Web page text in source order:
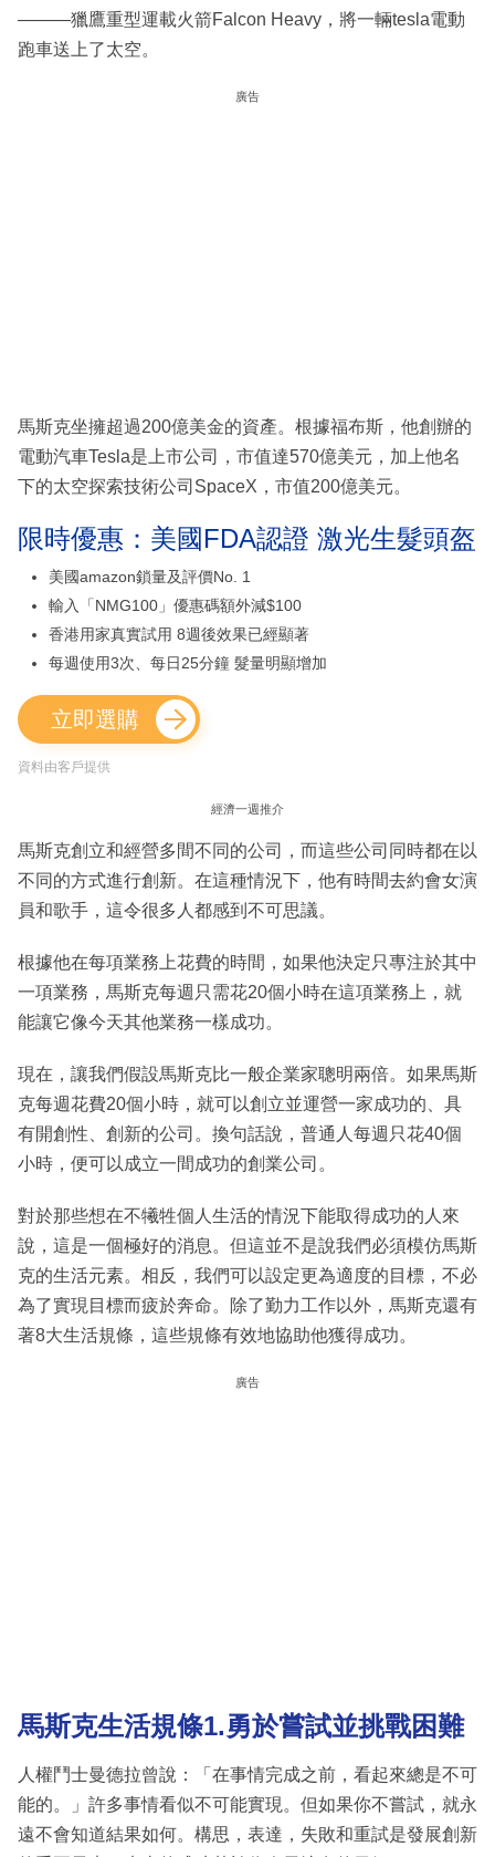
———獵鷹重型運載火箭Falcon Heavy，將一輛tesla電動
跑車送上了太空。
廣告
馬斯克坐擁超過200億美金的資產。根據福布斯，他創辦的
電動汽車Tesla是上市公司，市值達570億美元，加上他名
下的太空探索技術公司SpaceX，市值200億美元。
限時優惠：美國FDA認證 激光生髮頭盔
美國amazon鎖量及評價No. 1
輸入「NMG100」優惠碼額外減$100
香港用家真實試用 8週後效果已經顯著
每週使用3次、每日25分鐘 髮量明顯增加
立即選購
資料由客戶提供
經濟一週推介
馬斯克創立和經營多間不同的公司，而這些公司同時都在以
不同的方式進行創新。在這種情況下，他有時間去約會女演
員和歌手，這令很多人都感到不可思議。
根據他在每項業務上花費的時間，如果他決定只專注於其中
一項業務，馬斯克每週只需花20個小時在這項業務上，就
能讓它像今天其他業務一樣成功。
現在，讓我們假設馬斯克比一般企業家聰明兩倍。如果馬斯
克每週花費20個小時，就可以創立並運營一家成功的、具
有開創性、創新的公司。換句話說，普通人每週只花40個
小時，便可以成立一間成功的創業公司。
對於那些想在不犧牲個人生活的情況下能取得成功的人來
說，這是一個極好的消息。但這並不是說我們必須模仿馬斯
克的生活元素。相反，我們可以設定更為適度的目標，不必
為了實現目標而疲於奔命。除了勤力工作以外，馬斯克還有
著8大生活規條，這些規條有效地協助他獲得成功。
廣告
馬斯克生活規條1.勇於嘗試並挑戰困難
人權鬥士曼德拉曾說：「在事情完成之前，看起來總是不可
能的。」許多事情看似不可能實現。但如果你不嘗試，就永
遠不會知道結果如何。構思，表達，失敗和重試是發展創新